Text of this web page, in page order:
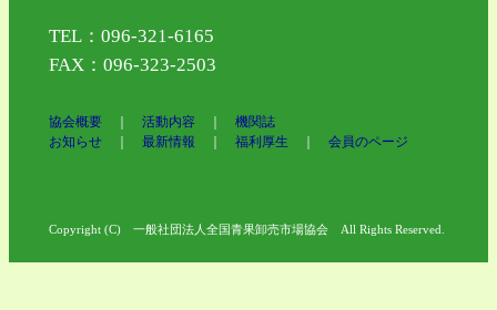
TEL：096-321-6165
FAX：096-323-2503
協会概要｜ 活動内容 ｜ 機関誌
お知らせ｜ 最新情報 ｜ 福利厚生 ｜ 会員のページ
Copyright (C) 一般社団法人全国青果卸売市場協会 All Rights Reserved.